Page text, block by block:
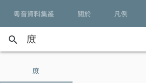
粵音資料集叢 關於 凡例
search
庻